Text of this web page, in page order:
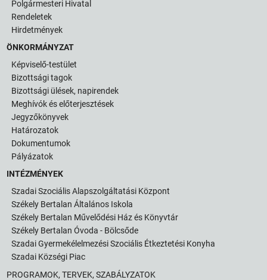
Polgármesteri Hivatal
Rendeletek
Hirdetmények
ÖNKORMÁNYZAT
Képviselő-testület
Bizottsági tagok
Bizottsági ülések, napirendek
Meghívók és előterjesztések
Jegyzőkönyvek
Határozatok
Dokumentumok
Pályázatok
INTÉZMÉNYEK
Szadai Szociális Alapszolgáltatási Központ
Székely Bertalan Általános Iskola
Székely Bertalan Művelődési Ház és Könyvtár
Székely Bertalan Óvoda - Bölcsőde
Szadai Gyermekélelmezési Szociális Étkeztetési Konyha
Szadai Községi Piac
PROGRAMOK, TERVEK, SZABÁLYZATOK